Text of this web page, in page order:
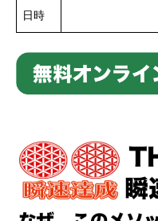
日時